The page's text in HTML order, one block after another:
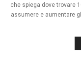
che spiega dove trovare
assumere e aumentare